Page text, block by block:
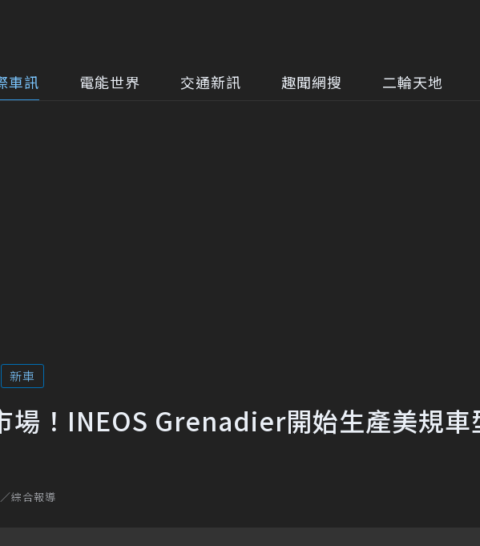
車訊 電能世界 交通新訊 趣聞網搜 二輪天地
新車
場！INEOS Grenadier開始生產美規車
綜合報導